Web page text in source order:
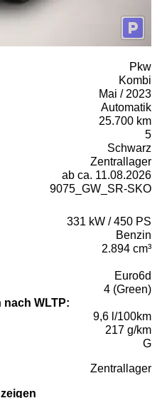
Pkw
Kombi
Mai / 2023
Automatik
25.700 km
5
Schwarz
Zentrallager
ab ca. 11.08.2026
9075_GW_SR-SKO
331 kW / 450 PS
Benzin
2.894 cm³
Euro6d
4 (Green)
WLTP:
9,6 l/100km
217 g/km
G
Zentrallager